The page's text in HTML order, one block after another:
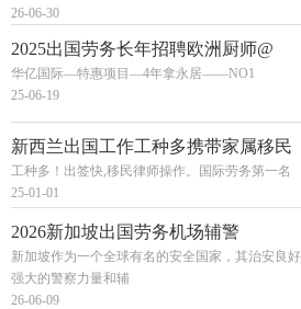
26-06-30
2025出国劳务长年招聘欧洲厨师@
华亿国际—特惠项目—4年拿永居——NO1
25-06-19
新西兰出国工作工种多携带家属移民
工种多！出签快,移民律师操作。国际劳务第一名
25-01-01
2026新加坡出国劳务机场辅警
新加坡作为一个全球有名的安全国家，其治安良
强大的警察力量和辅
26-06-09